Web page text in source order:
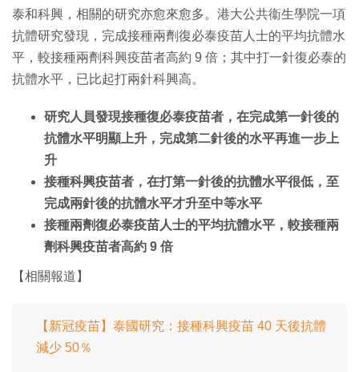
泰和科興，相關的研究亦愈來愈多。港大公共衞生學院一項
抗體研究發現，完成接種兩劑復必泰疫苗人士的平均抗體水
平，較接種兩劑科興疫苗者高約 9 倍；其中打一針復必泰的
抗體水平，已比起打兩針科興高。
研究人員發現接種復必泰疫苗者，在完成第一針後的
抗體水平明顯上升，完成第二針後的水平再進一步上
升
接種科興疫苗者，在打第一針後的抗體水平很低，至
完成兩針後的抗體水平才升至中等水平
接種兩劑復必泰疫苗人士的平均抗體水平，較接種兩
劑科興疫苗者高約 9 倍
【相關報道】
【新冠疫苗】泰國研究：接種科興疫苗 40 天後抗體
減少 50％